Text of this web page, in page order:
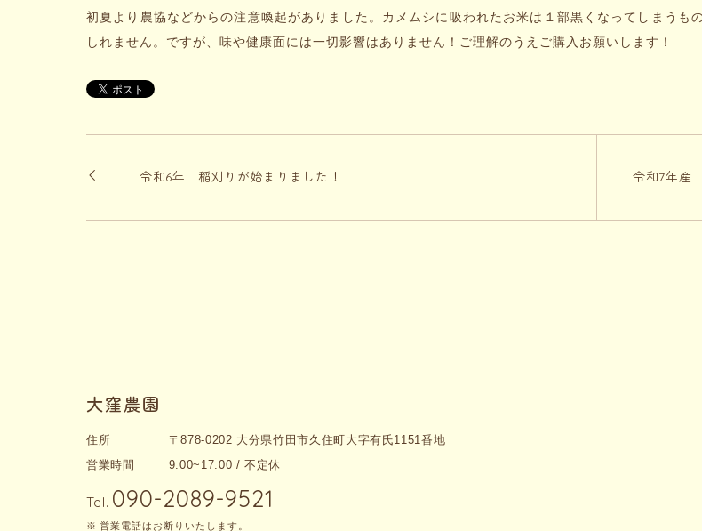
初夏より農協などからの注意喚起がありました。カメムシに吸われたお米は１部黒くなってしまう
しれません。ですが、味や健康面には一切影響はありません！ご理解のうえご購入お願いします！
令和6年 稲刈りが始まりました！ 令和7年産
大窪農園
住所
〒878-0202 大分県竹田市久住町大字有氏1151番地
営業時間
9:00~17:00 / 不定休
Tel. 090-2089-9521
営業電話はお断りいたします。